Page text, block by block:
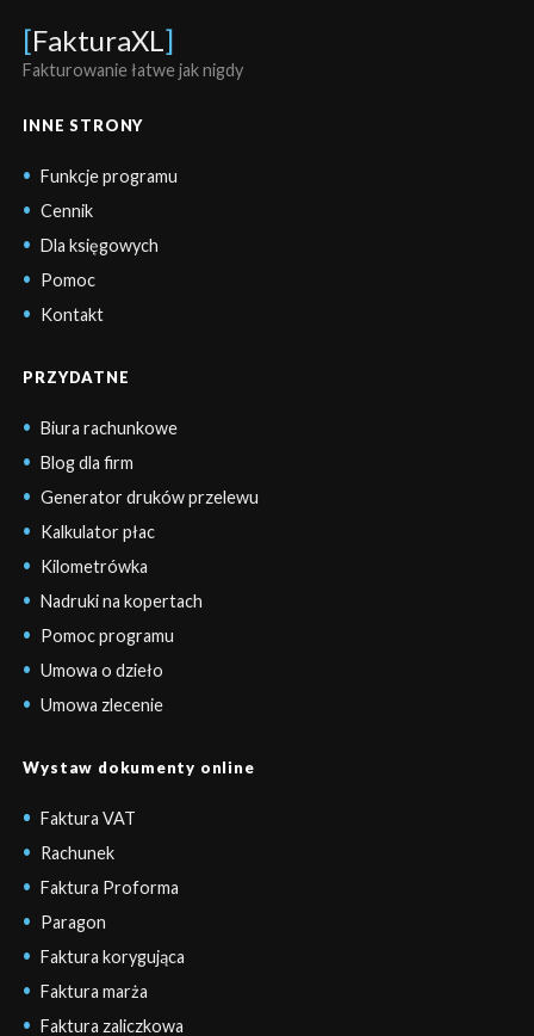
[FakturaXL ]
Fakturowanie łatwe jak nigdy
INNE STRONY
Funkcje programu
Cennik
Dla księgowych
Pomoc
Kontakt
PRZYDATNE
Biura rachunkowe
Blog dla firm
Generator druków przelewu
Kalkulator płac
Kilometrówka
Nadruki na kopertach
Pomoc programu
Umowa o dzieło
Umowa zlecenie
Wystaw dokumenty online
Faktura VAT
Rachunek
Faktura Proforma
Paragon
Faktura korygująca
Faktura marża
Faktura zaliczkowa